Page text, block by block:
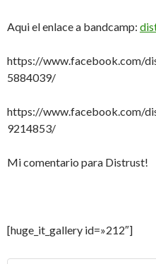
Aqui el enlace a bandcamp:
https://www.facebook.com/
5884039/
https://www.facebook.com/
9214853/
Mi comentario para Distrust!
[huge_it_gallery id=»212″]